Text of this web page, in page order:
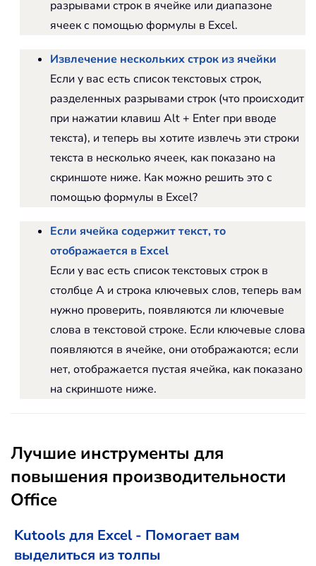
разрывами строк в ячейке или диапазоне
ячеек с помощью формулы в Excel.
Извлечение нескольких строк из ячейки
Если у вас есть список текстовых строк,
разделенных разрывами строк (что происходит
при нажатии клавиш Alt + Enter при вводе
текста), и теперь вы хотите извлечь эти строки
текста в несколько ячеек, как показано на
скриншоте ниже. Как можно решить это с
помощью формулы в Excel?
Если ячейка содержит текст, то
отображается в Excel
Если у вас есть список текстовых строк в
столбце A и строка ключевых слов, теперь вам
нужно проверить, появляются ли ключевые
слова в текстовой строке. Если ключевые слова
появляются в ячейке, они отображаются; если
нет, отображается пустая ячейка, как показано
на скриншоте ниже.
Лучшие инструменты для
повышения производительности
Office
Kutools для Excel - Помогает вам
выделиться из толпы